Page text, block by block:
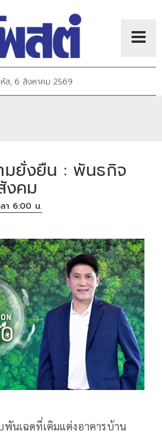
ส, 6 สิงหาคม 2569
มยั่งยืน : พันธกิจ
งคม
า 6:00 น.
นเฉดที่เติมแต่งอาคารบ้าน